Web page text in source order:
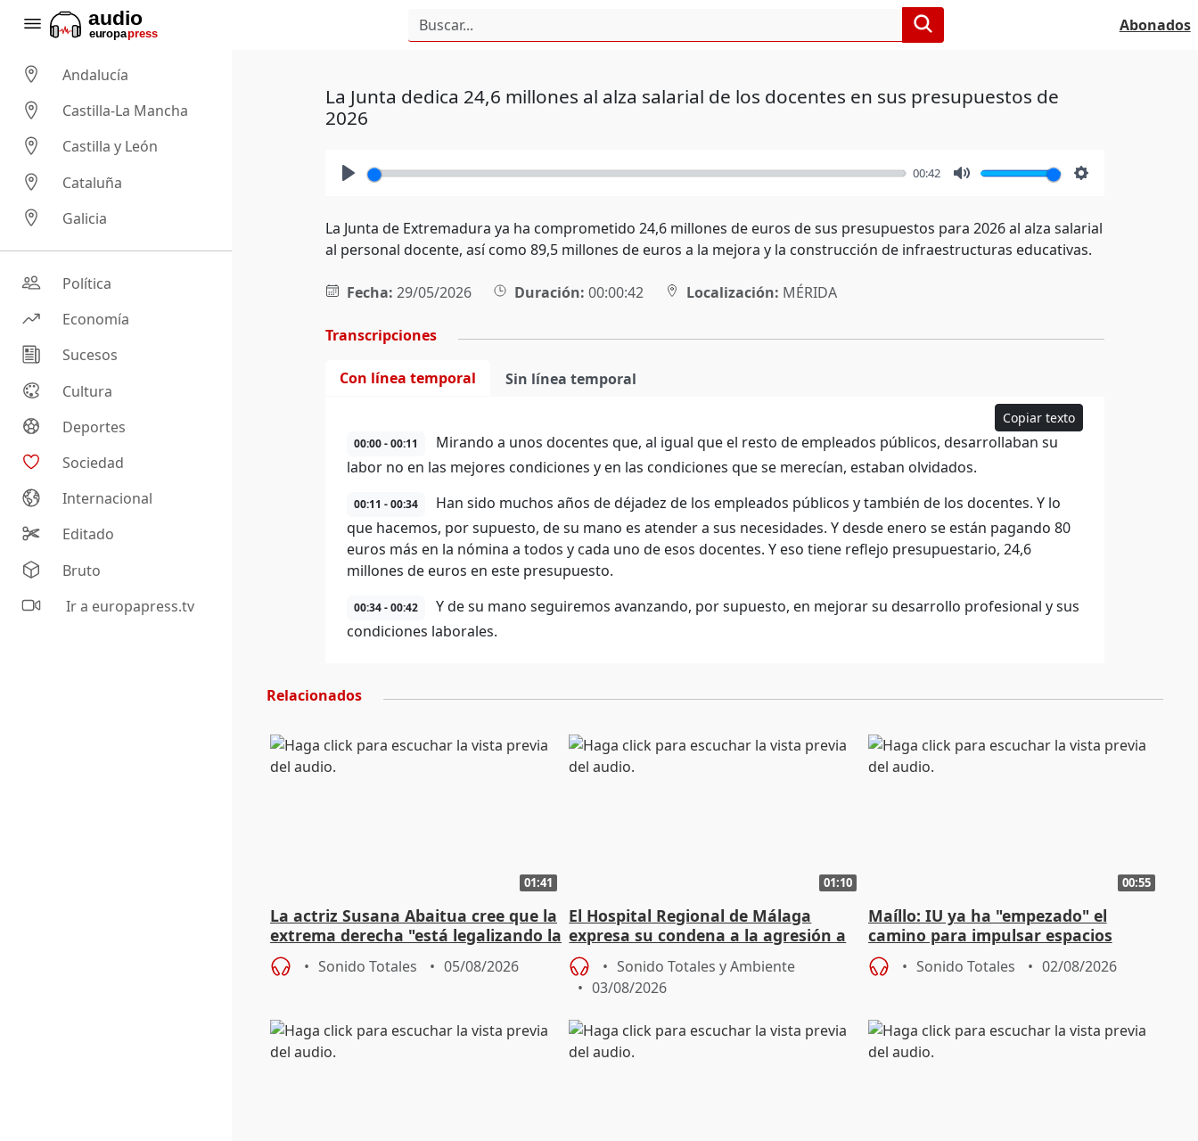
Abonados
Andalucía
Castilla-La Mancha
Castilla y León
Cataluña
Galicia
Política
Economía
Sucesos
Cultura
Deportes
Sociedad
Internacional
Editado
Bruto
Ir a europapress.tv
La Junta dedica 24,6 millones al alza salarial de los docentes en sus presupuestos de
2026
00:42
La Junta de Extremadura ya ha comprometido 24,6 millones de euros de sus presupuestos para 2026 al alza salarial
al personal docente, así como 89,5 millones de euros a la mejora y la construcción de infraestructuras educativas.
Fecha: 29/05/2026 Duración: 00:00:42 Localización: MÉRIDA
Transcripciones
Con línea temporal Sin línea temporal
Copiar texto
00:00 - 00:11
Mirando a unos docentes que, al igual que el resto de empleados públicos, desarrollaban su
labor no en las mejores condiciones y en las condiciones que se merecían, estaban olvidados.
00:11 - 00:34
Han sido muchos años de déjadez de los empleados públicos y también de los docentes. Y lo
que hacemos, por supuesto, de su mano es atender a sus necesidades. Y desde enero se están pagando 80
euros más en la nómina a todos y cada uno de esos docentes. Y eso tiene reflejo presupuestario, 24,6
millones de euros en este presupuesto.
00:34 - 00:42
Y de su mano seguiremos avanzando, por supuesto, en mejorar su desarrollo profesional y sus
condiciones laborales.
Relacionados
01:41
La actriz Susana Abaitua cree que la
extrema derecha "está legalizando la
homofobia"
Sonido Totales 05/08/2026
01:10
El Hospital Regional de Málaga
expresa su condena a la agresión a
dos enfermeras de Urgencias
Sonido Totales y Ambiente
03/08/2026
00:55
Maíllo: IU ya ha "empezado" el
camino para impulsar espacios
unitarios para las municipales
Sonido Totales 02/08/2026